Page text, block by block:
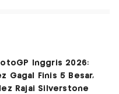
Inggris 2026:
Gagal Finis 5 Besar,
Rajai Silverstone